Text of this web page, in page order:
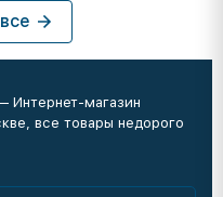
Интернет-магазин
все товары недорого